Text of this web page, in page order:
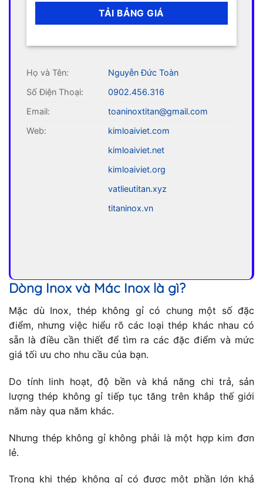
Họ và Tên:
Nguyễn Đức Toàn
Số Điện Thoại:
0902.456.316
Email:
toaninoxtitan@gmail.com
Web:
kimloaiviet.com
kimloaiviet.net
kimloaiviet.org
vatlieutitan.xyz
titaninox.vn
Dòng Inox và Mác Inox là gì?
Mặc dù Inox, thép không gỉ có chung một số đặc
điểm, nhưng việc hiểu rõ các loại thép khác nhau có
sẵn là điều cần thiết để tìm ra các đặc điểm và mức
giá tối ưu cho nhu cầu của bạn.
Do tính linh hoạt, độ bền và khả năng chi trả, sản
lượng thép không gỉ tiếp tục tăng trên khắp thế giới
năm này qua năm khác.
Nhưng thép không gỉ không phải là một hợp kim đơn
lẻ.
Trong khi thép không gỉ có được một phần lớn khả